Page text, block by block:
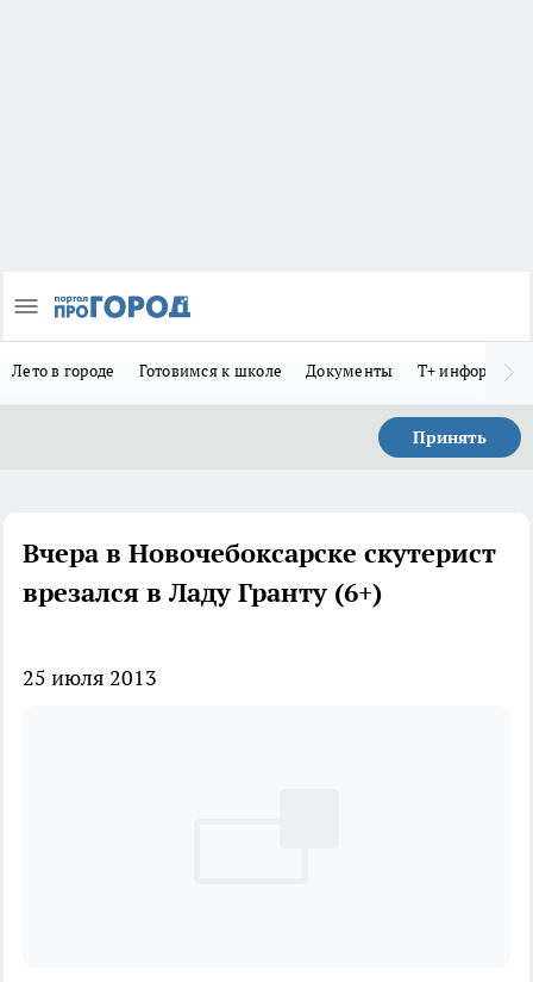
Лето в городе Готовимся к школе Документы Т+
Принять
Вчера в Новочебоксарске скутерист
врезался в Ладу Гранту (6+)
25 июля 2013